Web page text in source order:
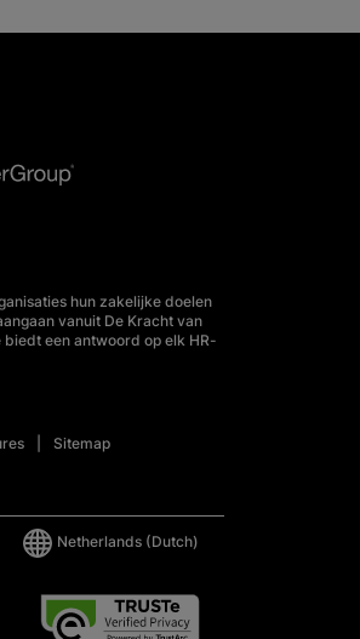
hun zakelijke doelen
vanuit De Kracht van
een antwoord op elk HR-
Sitemap
Netherlands (Dutch)